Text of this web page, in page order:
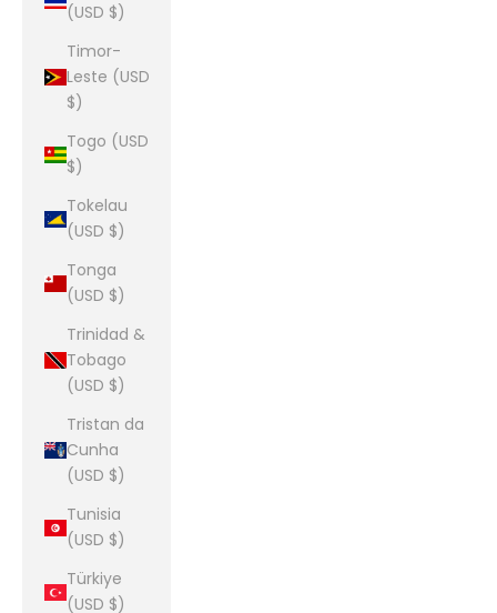
(USD $)
Timor-
Leste (USD
$)
Togo (USD
$)
Tokelau
(USD $)
Tonga
(USD $)
Trinidad &
Tobago
(USD $)
Tristan da
Cunha
(USD $)
Tunisia
(USD $)
Türkiye
(USD $)